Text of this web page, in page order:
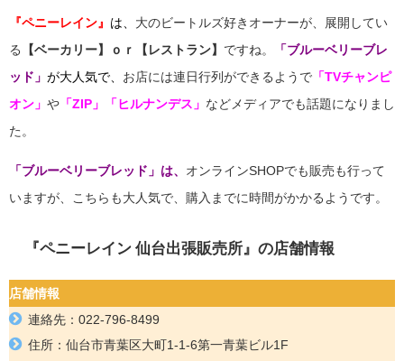
『ペニーレイン』 は、 大のビートルズ好きオーナーが、展開してい
る 【ベーカリー】ｏｒ【レストラン】 ですね。 「ブルーベリーブレ
ッド」 が大人気で、 お店には連日行列ができるようで 「TVチャンピ
オン」 や 「ZIP」 「ヒルナンデス」 などメディアでも話題になりまし
た。
「ブルーベリーブレッド」は、 オンラインSHOPでも販売も行って
いますが、こちらも大人気で、購入までに時間がかかるようです。
『ペニーレイン 仙台出張販売所』 の店舗情報
店舗情報
連絡先： 022-796-8499
住所： 仙台市青葉区大町1-1-6第一青葉ビル1F